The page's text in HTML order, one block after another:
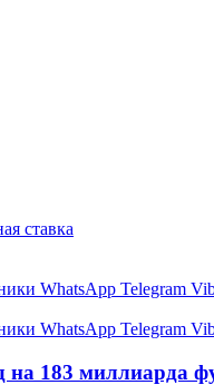
ставка
WhatsApp Telegram
WhatsApp Telegram
на 183 миллиарда